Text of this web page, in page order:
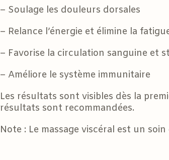
– Soulage les douleurs dorsales
– Relance l’énergie et élimine la
– Favorise la circulation sanguine et
– Améliore le système immunitaire
Les résultats sont visibles dès la
résultats sont recommandées.
Note : Le massage viscéral est un